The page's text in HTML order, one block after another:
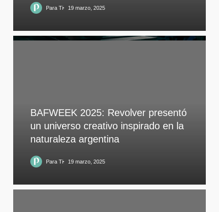
Para Ti 19 marzo, 2025
BAFWEEK 2025: Revolver presentó
un universo creativo inspirado en la
naturaleza argentina
Para Ti 19 marzo, 2025